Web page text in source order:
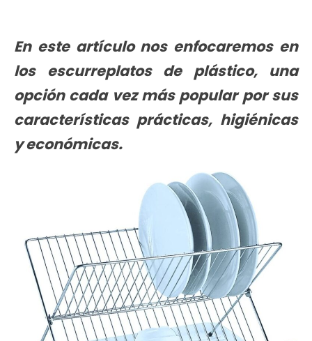
En este artículo nos enfocaremos en
los escurreplatos de plástico, una
opción cada vez más popular por sus
características prácticas, higiénicas
y económicas.